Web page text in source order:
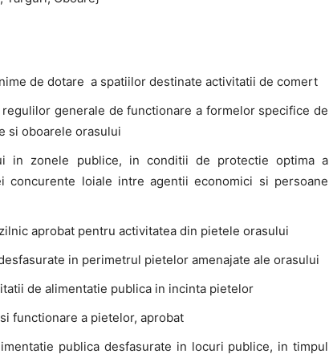
de dotare a spatiilor destinate activitatii de comert
generale de functionare a formelor specifice de
si oboarele orasului
in zonele publice, in conditii de protectie optima a
concurente loiale intre agentii economici si persoane
aprobat pentru activitatea din pietele orasului
in perimetrul pietelor amenajate ale orasului
de alimentatie publica in incinta pietelor
functionare a pietelor, aprobat
publica desfasurate in locuri publice, in timpul